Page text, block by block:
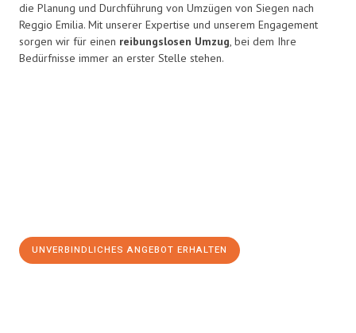
die Planung und Durchführung von Umzügen von Siegen nach
Reggio Emilia. Mit unserer Expertise und unserem Engagement
sorgen wir für einen reibungslosen Umzug, bei dem Ihre
Bedürfnisse immer an erster Stelle stehen.
UNVERBINDLICHES ANGEBOT ERHALTEN